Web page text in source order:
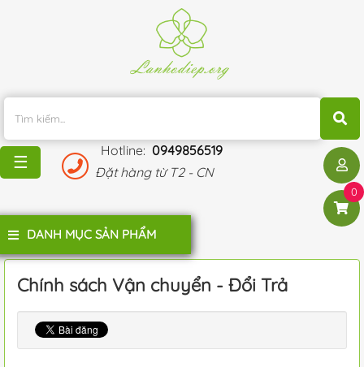
Hotline: 0949856519
Đặt hàng từ T2 - CN
0
MÃI
BLOG
HÀNG
HỆ
☰
DANH MỤC SẢN PHẨM
Chính sách Vận chuyển - Đổi Trả